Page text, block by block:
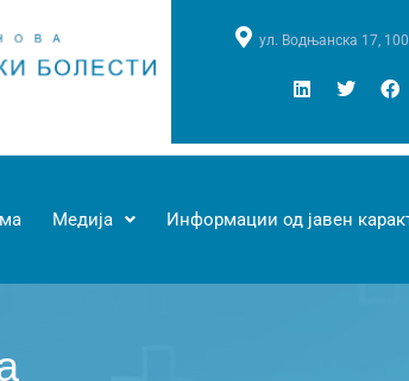
ул. Водњанска 17,
Медија Информации од јавен